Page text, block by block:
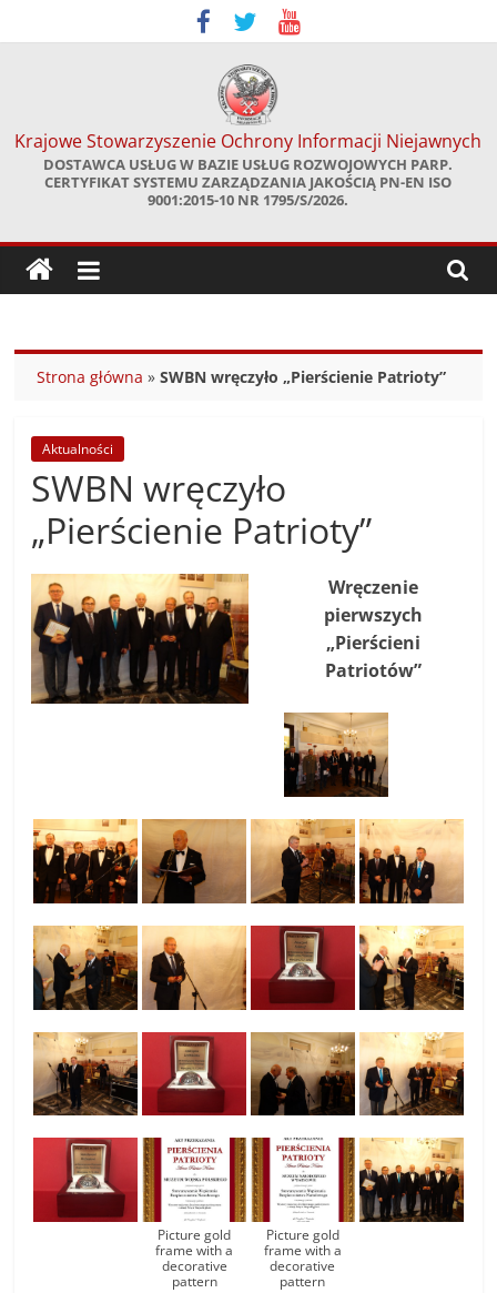
to
Krajowe Stowarzyszenie Ochrony Informacji Niejawnych
DOSTAWCA USŁUG W BAZIE USŁUG ROZWOJOWYCH PARP.
CERTYFIKAT SYSTEMU ZARZĄDZANIA JAKOŚCIĄ PN-EN ISO
9001:2015-10 NR 1795/S/2026.
Strona główna »SWBN wręczyło „Pierścienie Patrioty”
Aktualności
SWBN wręczyło
„Pierścienie Patrioty”
Wręczenie
pierwszych
„Pierścieni
Patriotów”
Picture gold
frame with a
decorative
pattern
Picture gold
frame with a
decorative
pattern